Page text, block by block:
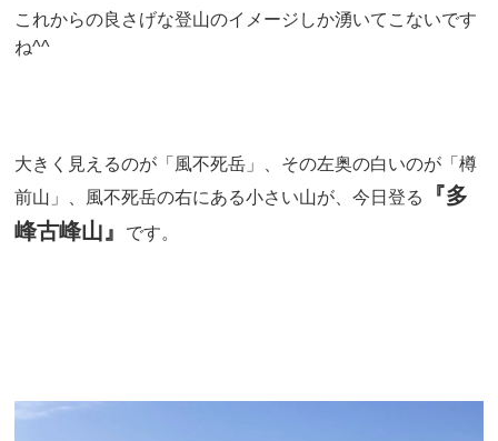
これからの良さげな登山のイメージしか湧いてこないです
ね^^
大きく見えるのが「風不死岳」、その左奥の白いのが「樽
前山」、風不死岳の右にある小さい山が、今日登る
『多
峰古峰山』
です。